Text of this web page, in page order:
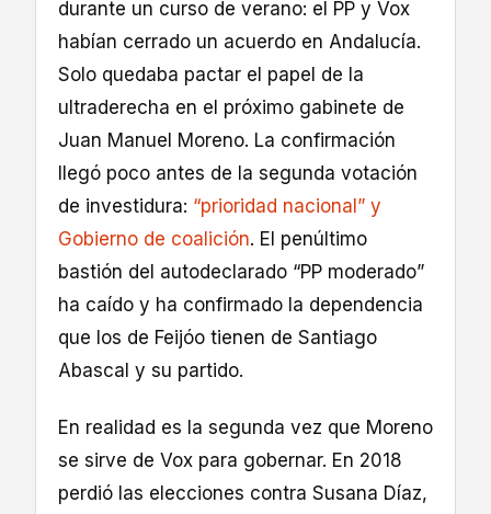
durante un curso de verano: el PP y Vox
habían cerrado un acuerdo en Andalucía.
Solo quedaba pactar el papel de la
ultraderecha en el próximo gabinete de
Juan Manuel Moreno. La confirmación
llegó poco antes de la segunda votación
de investidura: “prioridad nacional” y
Gobierno de coalición. El penúltimo
bastión del autodeclarado “PP moderado”
ha caído y ha confirmado la dependencia
que los de Feijóo tienen de Santiago
Abascal y su partido.
En realidad es la segunda vez que Moreno
se sirve de Vox para gobernar. En 2018
perdió las elecciones contra Susana Díaz,